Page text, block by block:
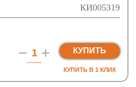
КИ005319
КУПИТЬ
КУПИТЬ В 1 КЛИК